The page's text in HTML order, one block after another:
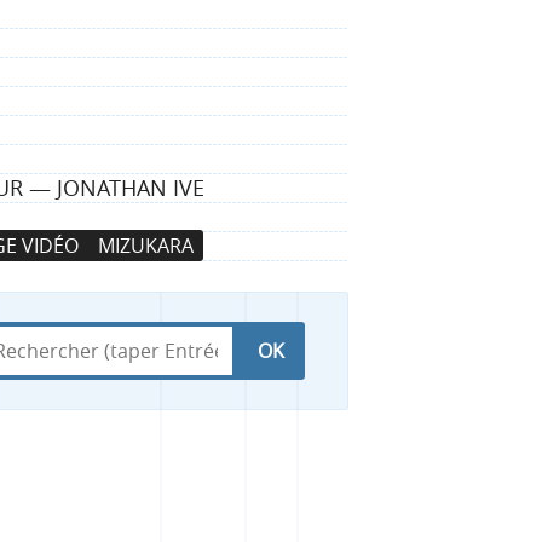
— JONATHAN IVE
VIDÉO MIZUKARA